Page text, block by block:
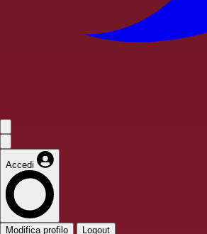
Accedi
Modifica profilo Logout